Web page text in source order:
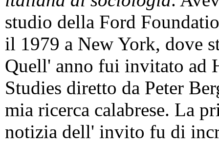
studio della Ford
il 1979 a New York, dove
Quell' anno fui invitato ad
Studies diretto da Peter
mia ricerca calabrese. La
notizia dell' invito fu di